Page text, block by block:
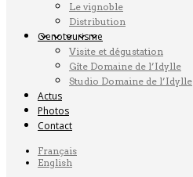
Le vignoble
Distribution
Oenotourisme
Visite et dégustation
Gîte Domaine de l’Idylle
Studio Domaine de l’Idylle
Actus
Photos
Contact
Français
English